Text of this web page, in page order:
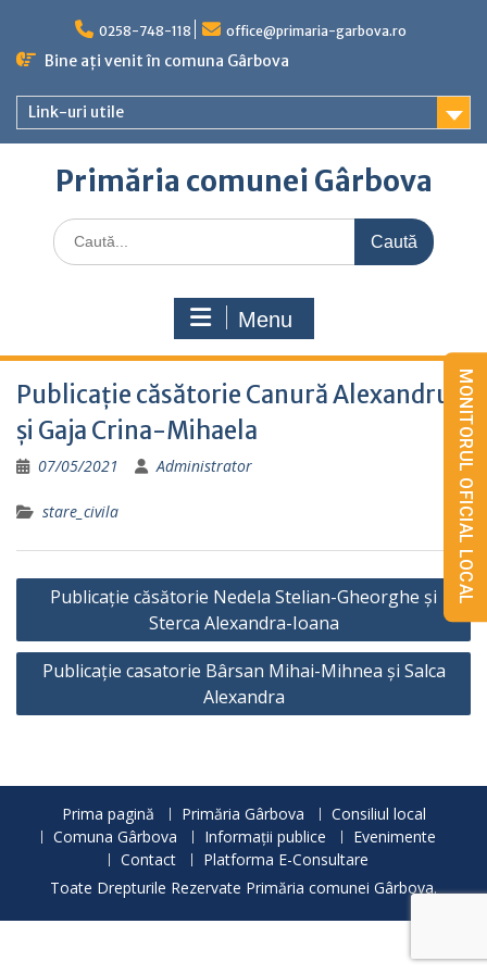
content
0258-748-118 office@primaria-garbova.ro
Bine ați venit în comuna Gârbova
Link-uri utile
Primăria comunei Gârbova
Caută
for:
Menu
Publicație căsătorie Canură Alexandru
și Gaja Crina-Mihaela
07/05/2021 Administrator
stare_civila
Navigare
articole
Publicație căsătorie Nedela Stelian-Gheorghe și
Sterca Alexandra-Ioana
Publicație casatorie Bârsan Mihai-Mihnea și Salca
Alexandra
Prima pagină Primăria Gârbova
Consiliul local
Comuna Gârbova
Informații publice
Evenimente
Contact
Platforma E-Consultare
Toate Drepturile Rezervate Primăria comunei Gârbova.
MONITORUL OFICIAL LOCAL